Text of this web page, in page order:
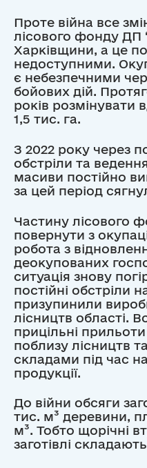
Проте війна все
лісового фонду ДП
Харківщини, а це
недоступними.
є небезпечними
бойових дій.
років розмінувати
1,5 тис. га.
З 2022 року через
обстріли та
масиви постійно
за цей період
Частину лісового
повернути з
робота з
деокупованих
ситуація знову
постійні обстріли
призупинили
лісництв області.
прицільні
поблизу лісництв
складами під час
продукції.
До війни обсяги
тис. м³ деревини,
м³. Тобто щорічні
заготівлі